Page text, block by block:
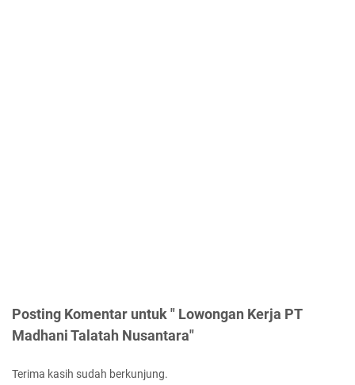
Posting Komentar untuk " Lowongan Kerja PT
Madhani Talatah Nusantara"
Terima kasih sudah berkunjung.